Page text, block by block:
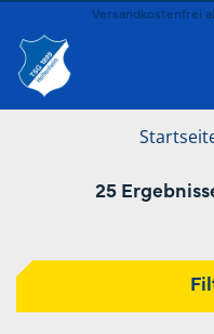
Versandkostenfrei
25